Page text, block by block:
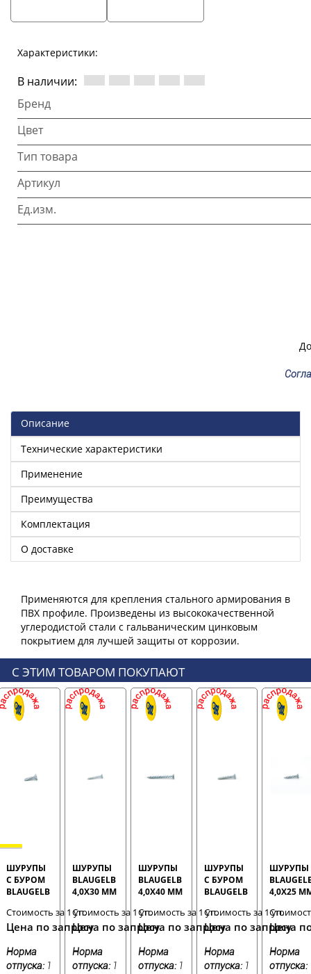
Характеристики:
В наличии:
Бренд
Цвет
Тип товара
Артикул
Ед.изм.
Описание
Технические характеристики
Применение
Преимущества
Комплектация
О доставке
Применяются для крепления стального армирования в
ПВХ профиле. Произведены из высококачественной
углеродистой стали с гальваническим цинковым
С ЭТИМ ТОВАРОМ ПОКУПАЮТ
ШУРУПЫ
С БУРОМ
BLAUGELB
БЕЛЫЕ
(18000 ШТ)
Стоимость за 1 уп.
Цена по запросу
Норма
отпуска: 1
ШУРУПЫ
BLAUGELB
4,0Х30 ММ
(1000 ШТ)
Стоимость за 1 уп.
Цена по запросу
Норма
отпуска:1
ШУРУПЫ
BLAUGELB
4,0Х40 ММ
(500 ШТ)
Стоимость за 1 уп.
Цена по запросу
Норма
отпуска:1
ШУРУПЫ
С БУРОМ
BLAUGELB
БЕЛЫЕ
(1000 ШТ)
Стоимость за 1 уп.
Цена по запросу
Норма
отпуска:1
ШУРУПЫ
4,0Х25
(1000 ШТ)
Цена
Норма
отпуска: